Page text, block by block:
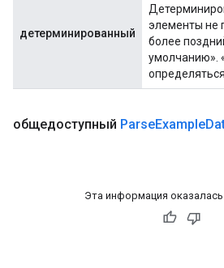
детерминированный
элементы не
более
умолчанию».
общедоступный ParseExample
Эта информация